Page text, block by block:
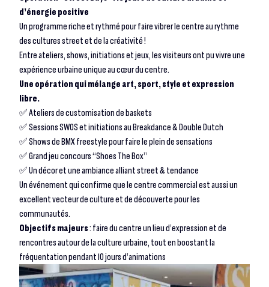
d’énergie positive
Un programme riche et rythmé pour faire vibrer le centre au rythme
des cultures street et de la créativité !
Entre ateliers, shows, initiations et jeux, les visiteurs ont pu vivre une
expérience urbaine unique au cœur du centre.
Une opération qui mélange art, sport, style et expression
libre.
✅ Ateliers de customisation de baskets
✅ Sessions SWOS et initiations au Breakdance & Double Dutch
✅ Shows de BMX freestyle pour faire le plein de sensations
✅ Grand jeu concours “Shoes The Box”
✅ Un décor et une ambiance alliant street & tendance
Un événement qui confirme que le centre commercial est aussi un
excellent vecteur de culture et de découverte pour les
communautés.
Objectifs majeurs: faire du centre un lieu d’expression et de
rencontres autour de la culture urbaine, tout en boostant la
fréquentation pendant 10 jours d’animations